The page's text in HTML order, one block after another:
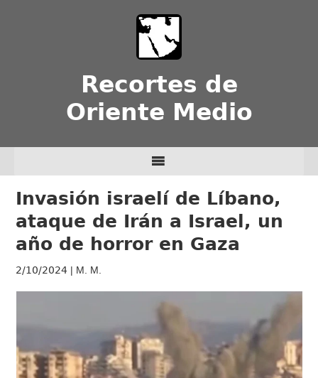
Recortes de
Oriente Medio
Invasión israelí de Líbano,
ataque de Irán a Israel, un
año de horror en Gaza
2/10/2024 | M. M.